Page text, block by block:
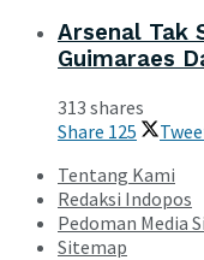
Arsenal Tak
Guimaraes
313 shares
Share 125
Tentang Kami
Redaksi Indopos
Pedoman Media
Sitemap